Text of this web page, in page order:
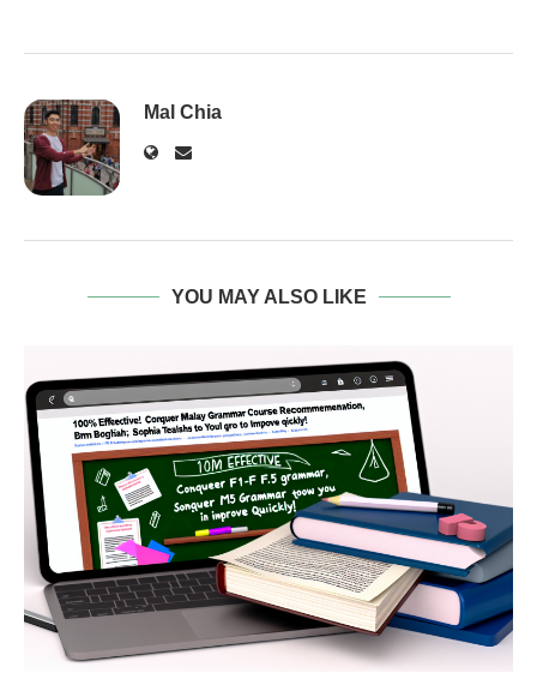
Mal Chia
YOU MAY ALSO LIKE